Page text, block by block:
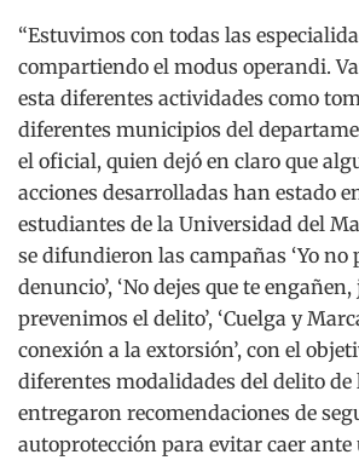
“Estuvimos con todas las
compartiendo el modus operandi.
esta diferentes actividades como
diferentes municipios del
el oficial, quien dejó en claro que
acciones desarrolladas han estado
estudiantes de la Universidad del
se difundieron las campañas ‘Yo no
denuncio’, ‘No dejes que te
prevenimos el delito’, ‘Cuelga y
conexión a la extorsión’, con el
diferentes modalidades del delito de
entregaron recomendaciones de
autoprotección para evitar caer